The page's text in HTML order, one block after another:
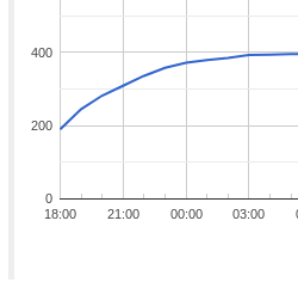
18:00 21:00 00:00 03:00
0
200
400